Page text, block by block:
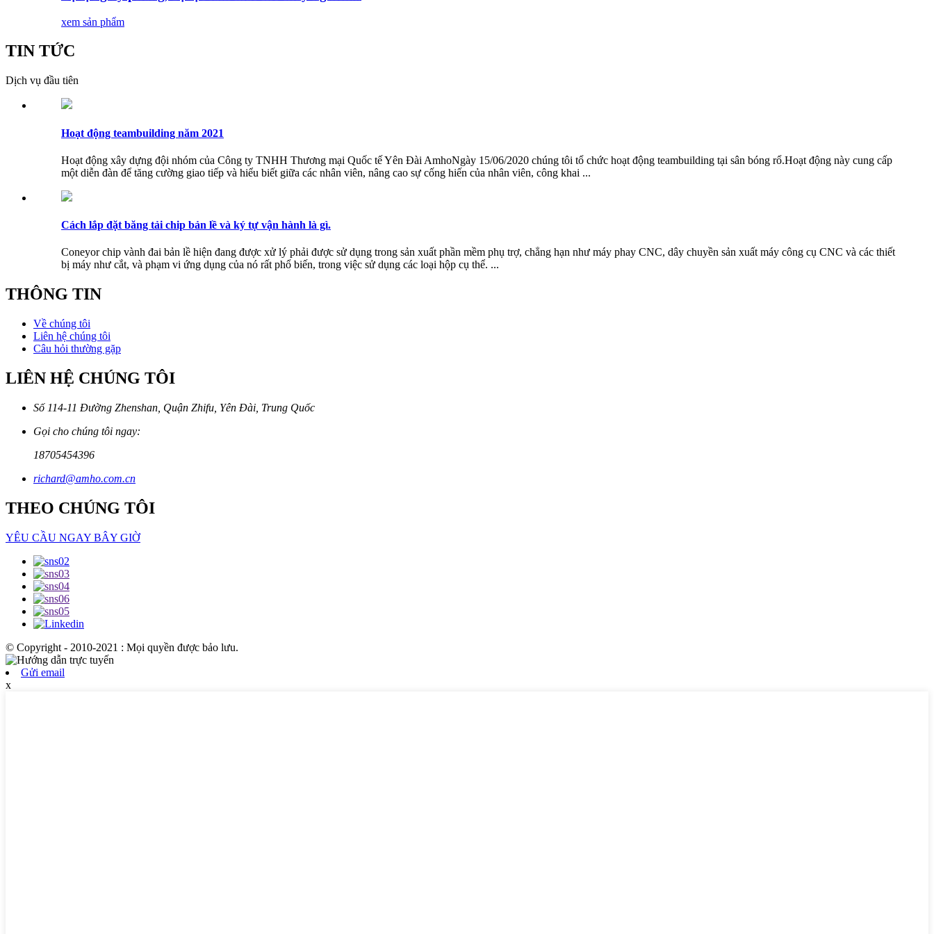
xem sản phẩm
TIN TỨC
Dịch vụ đầu tiên
Hoạt động teambuilding năm 2021
Hoạt động xây dựng đội nhóm của Công ty TNHH Thương mại Quốc tế Yên Đài AmhoNgày 15/06/2020 chúng tôi tổ chức hoạt động teambuilding tại sân bóng rổ.Hoạt động này cung cấp
một diễn đàn để tăng cường giao tiếp và hiểu biết giữa các nhân viên, nâng cao sự cống hiến của nhân viên, công khai ...
Cách lắp đặt băng tải chip bản lề và ký tự vận hành là gì.
Coneyor chip vành đai bản lề hiện đang được xử lý phải được sử dụng trong sản xuất phần mềm phụ trợ, chẳng hạn như máy phay CNC, dây chuyền sản xuất máy công cụ CNC và các thiết
bị máy như cắt, và phạm vi ứng dụng của nó rất phổ biến, trong việc sử dụng các loại hộp cụ thể. ...
THÔNG TIN
Về chúng tôi
Liên hệ chúng tôi
Câu hỏi thường gặp
LIÊN HỆ CHÚNG TÔI
Số 114-11 Đường Zhenshan, Quận Zhifu, Yên Đài, Trung Quốc
Gọi cho chúng tôi ngay:
18705454396
richard@amho.com.cn
THEO CHÚNG TÔI
YÊU CẦU NGAY BÂY GIỜ
© Copyright - 2010-2021 : Mọi quyền được bảo lưu.
Gửi email
x